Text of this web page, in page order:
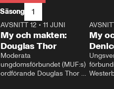
Säsong 1
26:27
AVSNITT 12 • 11 JUNI
My och makten:
Douglas Thor
Moderata
ungdomsförbundet (MUF:s)
ordförande Douglas Thor
My